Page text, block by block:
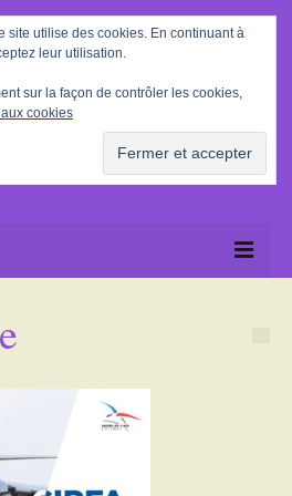
site utilise des cookies. En continuant à
leur utilisation.
sur la façon de contrôler les cookies,
cookies